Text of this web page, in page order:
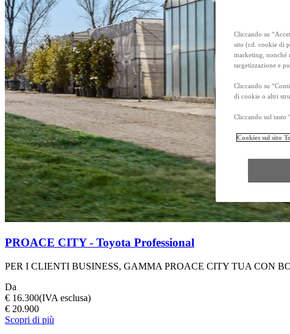
PROACE CITY - Toyota Professional
PER I CLIENTI BUSINESS, GAMMA PROACE CITY TUA CON
Da
€ 16.300(IVA esclusa)
€ 20.900
Scopri di più
Cliccando su
sito (cd. cookie di
marketing, nonché
targetizzazione e
Cliccando su
di cookie o altri
Cliccando sul tasto
Cookies sul sito